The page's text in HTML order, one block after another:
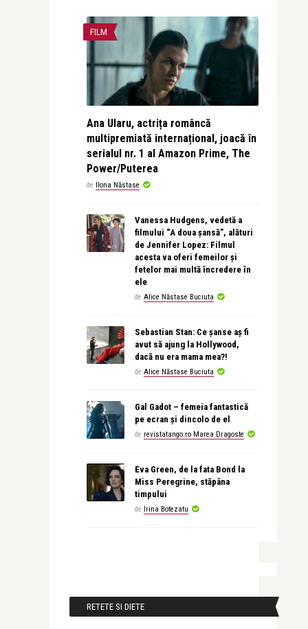
FILM
Ana Ularu, actrița româncă
multipremiată internațional, joacă în
serialul nr. 1 al Amazon Prime, The
Power/Puterea
de Ilona Năstase
Vanessa Hudgens, vedetă a
filmului “A doua șansă”, alături
de Jennifer Lopez: Filmul
acesta va oferi femeilor și
fetelor mai multă încredere în
ele
de Alice Năstase Buciuta
Sebastian Stan: Ce șanse aș fi
avut să ajung la Hollywood,
dacă nu era mama mea?!
de Alice Năstase Buciuta
Gal Gadot – femeia fantastică
pe ecran și dincolo de el
de revistatango.ro Marea Dragoste
Eva Green, de la fata Bond la
Miss Peregrine, stăpâna
timpului
de Irina Botezatu
RETETE SI DIETE